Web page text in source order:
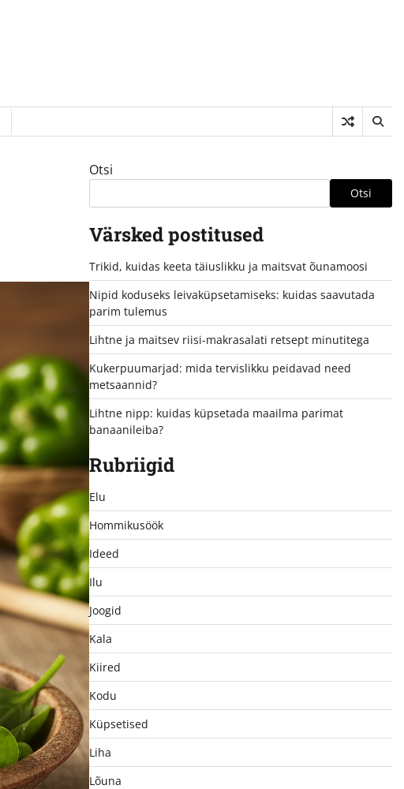
Otsi
Otsi
Värsked postitused
Trikid, kuidas keeta täiuslikku ja maitsvat õunamoosi
Nipid koduseks leivaküpsetamiseks: kuidas saavutada
parim tulemus
Lihtne ja maitsev riisi-makrasalati retsept minutitega
Kukerpuumarjad: mida tervislikku peidavad need
metsaannid?
Lihtne nipp: kuidas küpsetada maailma parimat
banaanileiba?
Rubriigid
Elu
Hommikusöök
Ideed
Ilu
Joogid
Kala
Kiired
Kodu
Küpsetised
Liha
Lõuna